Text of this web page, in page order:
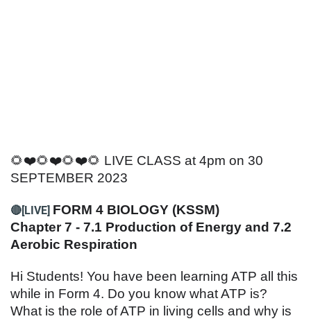
🌻❤️🌻❤️🌻❤️🌻 LIVE CLASS at 4pm on 30
SEPTEMBER 2023
🔴[LIVE] FORM 4 BIOLOGY (KSSM)
Chapter 7 - 7.1 Production of Energy and 7.2
Aerobic Respiration
Hi Students! You have been learning ATP all this
while in Form 4. Do you know what ATP is?
What is the role of ATP in living cells and why is